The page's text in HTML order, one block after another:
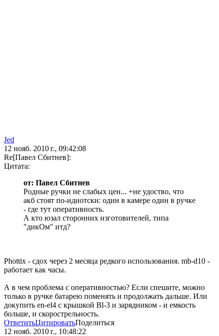
Jed
12 нояб. 2010 г., 09:42:08
Re[Павел Сбитнев]:
Цитата:
от: Павел Сбитнев
Родные ручки не слабых цен... +не удоство, что
акб стоят по-идиотски: один в камере один в ручке
- где тут оперативность.
А кто юзал сторонних изготовителей, типа
"дикОм" итд?
Phottix - сдох через 2 месяца редкого использования. mb-d10 -
работает как часы.
А в чем проблема с оперативностью? Если спешите, можно
только в ручке батарею поменять и продолжать дальше. Или
докупить en-el4 с крышкой Bl-3 и зарядником - и емкость
больше, и скорострельность.
ОтветитьЦитироватьПоделиться
12 нояб. 2010 г., 10:48:22